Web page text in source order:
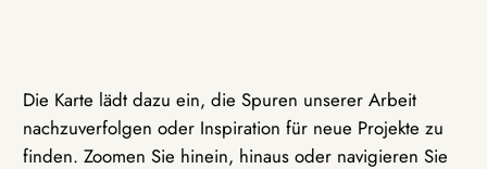
Die Karte lädt dazu ein, die Spuren unserer Arbeit
nachzuverfolgen oder Inspiration für neue Projekte zu
finden. Zoomen Sie hinein, hinaus oder navigieren Sie